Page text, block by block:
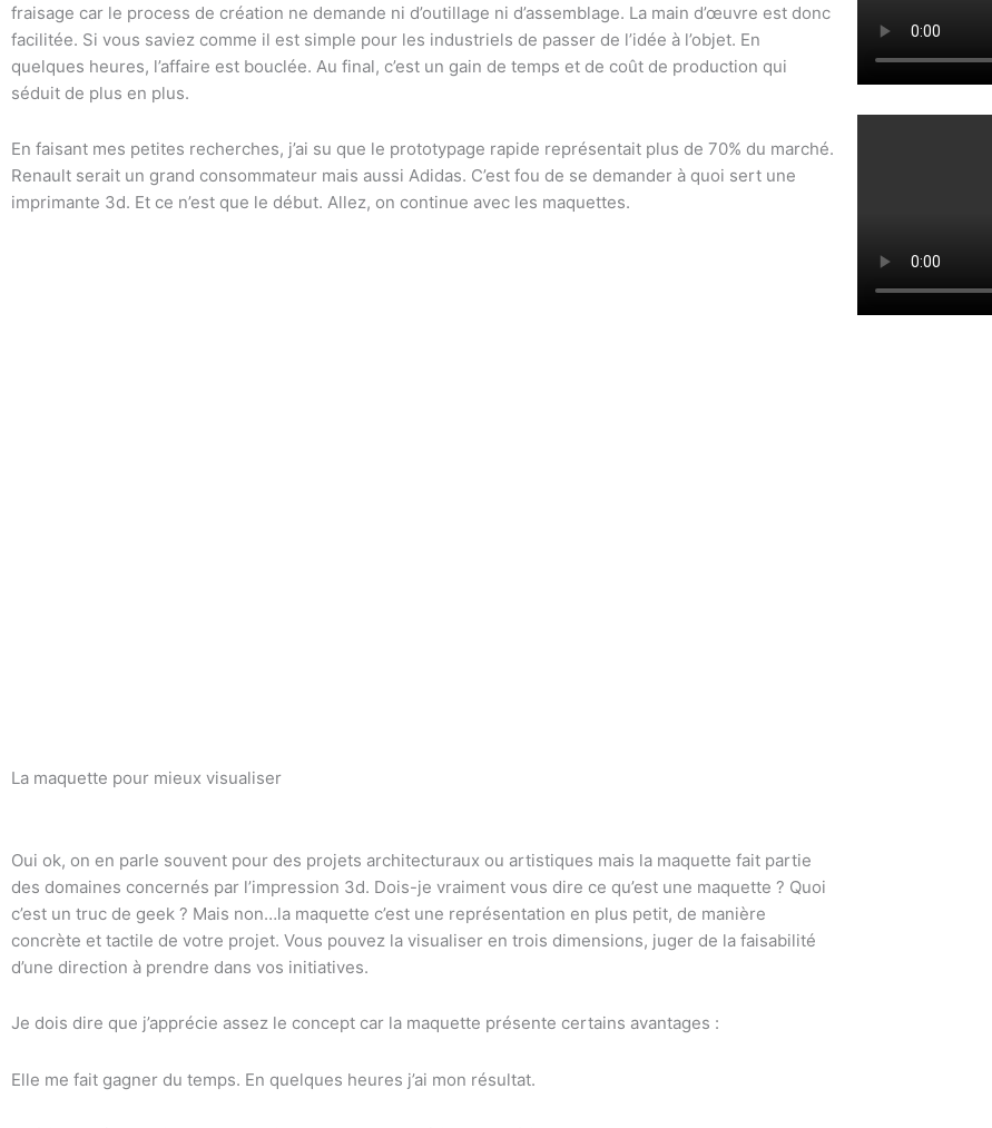
fraisage car le process de création ne demande ni d’outillage ni d’assemblage. La main d’œuvre est donc
facilitée. Si vous saviez comme il est simple pour les industriels de passer de l’idée à l’objet. En
quelques heures, l’affaire est bouclée. Au final, c’est un gain de temps et de coût de production qui
séduit de plus en plus.
En faisant mes petites recherches, j’ai su que le prototypage rapide représentait plus de 70% du marché.
Renault serait un grand consommateur mais aussi Adidas. C’est fou de se demander à quoi sert une
imprimante 3d. Et ce n’est que le début. Allez, on continue avec les maquettes.
La maquette pour mieux visualiser
Oui ok, on en parle souvent pour des projets architecturaux ou artistiques mais la maquette fait partie
des domaines concernés par l’impression 3d. Dois-je vraiment vous dire ce qu’est une maquette ? Quoi
c’est un truc de geek ? Mais non…la maquette c’est une représentation en plus petit, de manière
concrète et tactile de votre projet. Vous pouvez la visualiser en trois dimensions, juger de la faisabilité
d’une direction à prendre dans vos initiatives.
Je dois dire que j’apprécie assez le concept car la maquette présente certains avantages :
Elle me fait gagner du temps. En quelques heures j’ai mon résultat.